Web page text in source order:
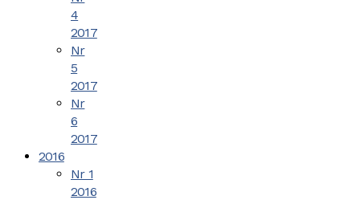
4
2017
Nr
5
2017
Nr
6
2017
2016
Nr 1
2016